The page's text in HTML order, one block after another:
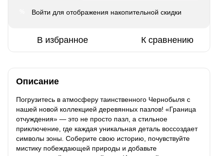
Войти для отображения накопительной скидки
В избранное К сравнению
Описание
Погрузитесь в атмосферу таинственного Чернобыля с
нашей новой коллекцией деревянных пазлов! «Граница
отчуждения» — это не просто пазл, а стильное
приключение, где каждая уникальная деталь воссоздает
символы зоны. Соберите свою историю, почувствуйте
мистику побеждающей природы и добавьте